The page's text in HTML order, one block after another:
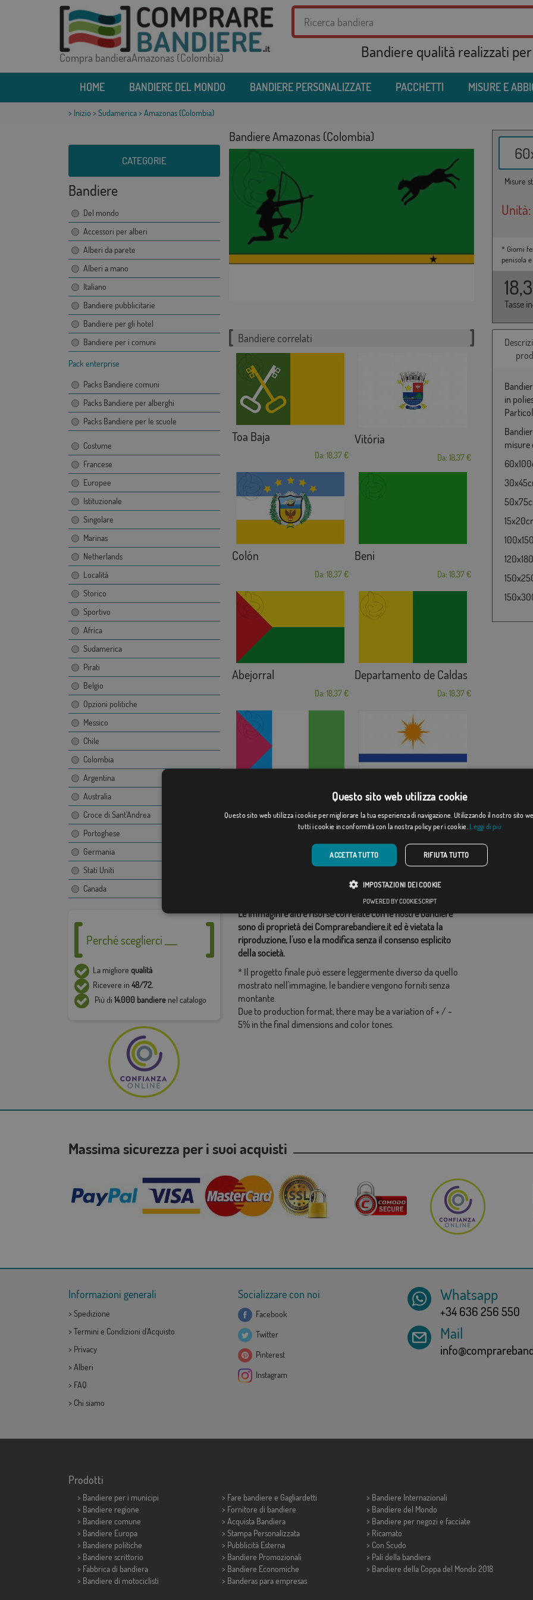
Compra bandieraAmazonas (Colombia) Bandiere qualità realizzati
HOME BANDIERE DEL MONDO BANDIERE PERSONALIZZATE PACCHETTI MISURE E
> Inizio > Sudamerica> Amazonas (Colombia)
CATEGORIE
Bandiere
Del mondo
Accessori per alberi
Alberi da parete
Alberi a mano
Italiano
Bandiere pubblicitarie
Bandiere per gli hotel
Bandiere per i comuni
Pack enterprise
Packs Bandiere comuni
Packs Bandiere per alberghi
Packs Bandiere per le scuole
Costume
Francese
Europee
Istituzionale
Singolare
Marinas
Netherlands
Località
Storico
Sportivo
Africa
Sudamerica
Pirati
Belgio
Opzioni politiche
Messico
Chile
Colombia
Argentina
Australia
Croce di Sant'Andrea
Portoghese
Germania
Stati Uniti
Canada
Perché sceglierci ___
La migliore qualità
Ricevere in48/72.
Più di 14.000 bandierenel catalogo
Bandiere Amazonas (Colombia)
Misure
Unità:
* Giorni
penisola
Tasse
Bandiere correlati
Toa Baja
Da: 18,37 €
Vitória
Da: 18,37 €
Colón
Da: 18,37 €
Beni
Da: 18,37 €
Abejorral
Da: 18,37 €
Departamento de Caldas
Da: 18,37 €
Da: 18,37 €
Palmas
Da: 18,37 €
Categorie correlate:
Le immagini e altre risorse correlate con le nostre bandiere
sono di proprietà dei Comprarebandiere.it ed è vietata la
riproduzione, l'uso e la modifica senza il consenso esplicito
della società.
* Il progetto finale può essere leggermente diverso da quello
mostrato nell'immagine, le bandiere vengono forniti senza
montante.
Due to production format, there may be a variation of + / -
5% in the final dimensions and color tones.
in
misure
Massima sicurezza per i suoi acquisti
Informazioni generali
> Spedizione
> Termini e Condizioni d'Acquisto
> Privacy
> Alberi
> FAQ
> Chi siamo
Socializzare con noi
Facebook
Twitter
Pinterest
Instagram
Whatsapp
+34 636 256 550
Mail
Prodotti
> Bandiere per i municipi
> Bandiere regione
> Bandiere comune
> Bandiere Europa
> Bandiere politiche
> Bandiere scrittorio
> Fabbrica di bandiera
> Bandiere di motociclisti
> Fare bandiere e Gagliardetti
> Fornitore di bandiere
> Acquista Bandiera
> Stampa Personalizzata
> Pubblicità Esterna
> Bandiere Promozionali
> Bandiere Economiche
> Banderas para empresas
> Bandiere Internazionali
> Bandiere del Mondo
> Bandiere per negozi e facciate
> Ricamato
> Con Scudo
> Pali della bandiera
> Bandiere della Coppa del Mondo 2018
Questo sito web utilizza cookie
Questo sito web utilizza i cookie per migliorare la tua esperienza di navigazione. Utilizzando il nostro sito
tutti i cookie in conformità con la nostra policy per i cookie. Leggi di più
ACCETTA TUTTO RIFIUTA TUTTO
IMPOSTAZIONI DEI COOKIE
POWERED BY COOKIESCRIPT